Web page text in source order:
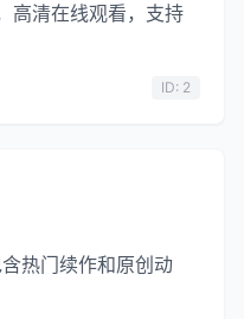
高清在线观看，支持
ID: 2
热门续作和原创动